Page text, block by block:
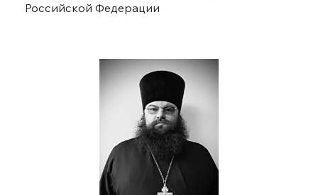
Российской Федерации